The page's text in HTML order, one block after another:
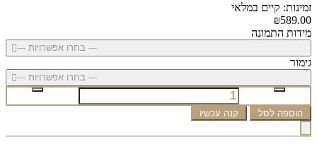
זמינות: קיים במלאי
₪589.00
מידות התמונה
--- בחרו אפשרויות ---
גימור
--- בחרו אפשרויות ---
הוספה לסל קנה עכשיו